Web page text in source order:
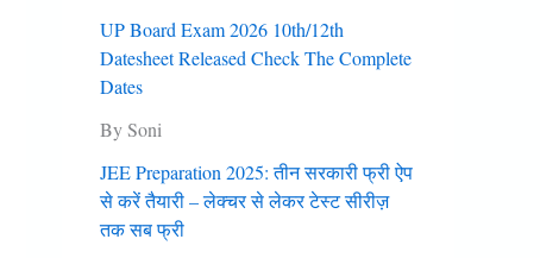
UP Board Exam 2026 10th/12th
Datesheet Released Check The Complete
Dates
By Soni
JEE Preparation 2025: तीन सरकारी फ्री ऐप
से करें तैयारी – लेक्चर से लेकर टेस्ट सीरीज़
तक सब फ्री